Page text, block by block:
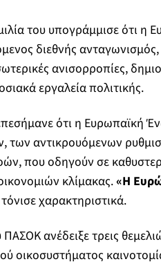
του υπογράμμισε ότι η
διεθνής
ανισορροπίες,
εργαλεία πολιτικής.
ότι η Ευρωπαϊκή
των αντικρουόμενων
που οδηγούν σε
κλίμακας.«Η
χαρακτηριστικά.
ανέδειξε τρεις
οικοσυστήματος